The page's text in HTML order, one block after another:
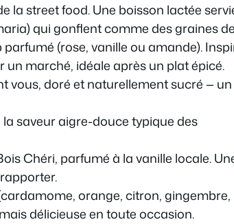
la street food. Une boisson lactée
qui gonflent comme des graines
(rose, vanille ou amande).
un marché, idéale après un plat épicé.
vous, doré et naturellement sucré — un
saveur aigre-douce typique des
Chéri, parfumé à la vanille locale.
orange, citron, gingembre,
délicieuse en toute occasion.